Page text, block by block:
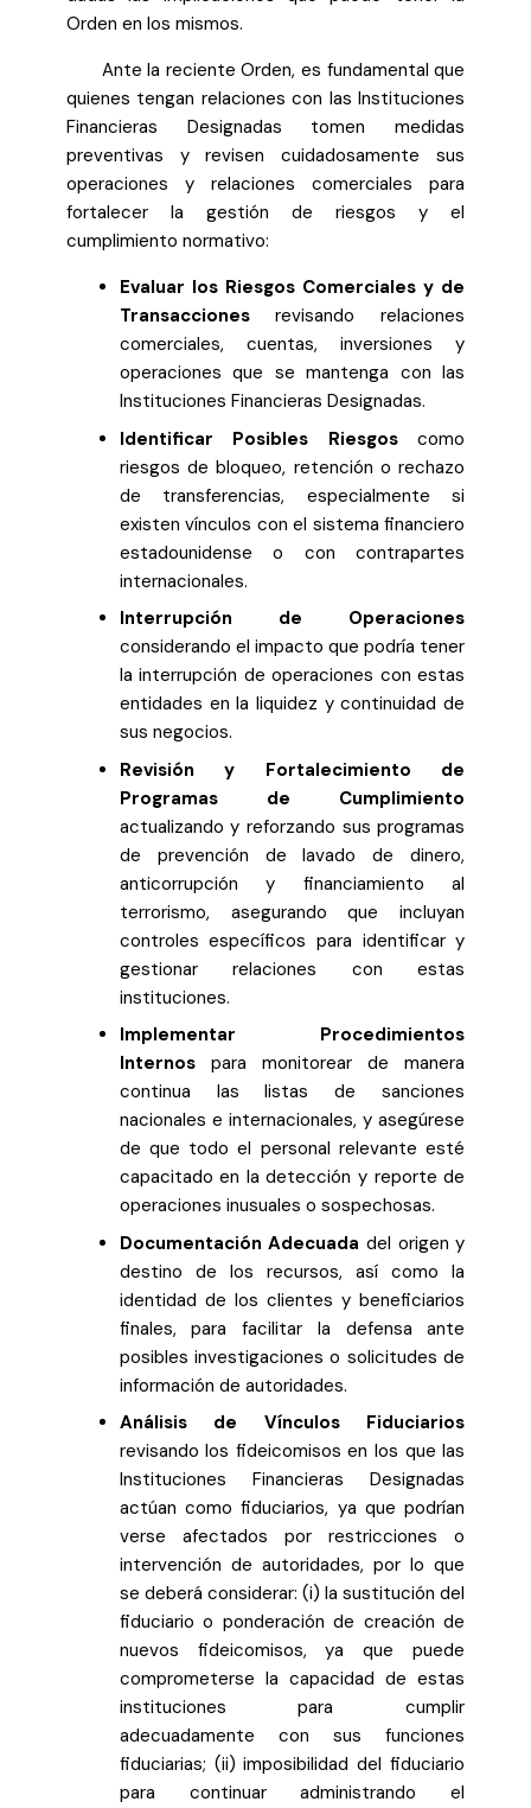
Orden en los mismos.
Ante la reciente Orden, es fundamental que
quienes tengan relaciones con las Instituciones
Financieras Designadas tomen medidas
preventivas y revisen cuidadosamente sus
operaciones y relaciones comerciales para
fortalecer la gestión de riesgos y el
cumplimiento normativo:
Evaluar los Riesgos Comerciales y de
Transaccionesrevisando relaciones
comerciales, cuentas, inversiones y
operaciones que se mantenga con las
Instituciones Financieras Designadas.
Identificar Posibles Riesgoscomo
riesgos de bloqueo, retención o rechazo
de transferencias, especialmente si
existen vínculos con el sistema financiero
estadounidense o con contrapartes
internacionales.
Interrupción de Operaciones
considerando el impacto que podría tener
la interrupción de operaciones con estas
entidades en la liquidez y continuidad de
sus negocios.
Revisión y Fortalecimiento de
Programas de Cumplimiento
actualizando y reforzando sus programas
de prevención de lavado de dinero,
anticorrupción y financiamiento al
terrorismo, asegurando que incluyan
controles específicos para identificar y
gestionar relaciones con estas
instituciones.
Implementar Procedimientos
Internos para monitorear de manera
continua las listas de sanciones
nacionales e internacionales, y asegúrese
de que todo el personal relevante esté
capacitado en la detección y reporte de
operaciones inusuales o sospechosas.
Documentación Adecuada del origen y
destino de los recursos, así como la
identidad de los clientes y beneficiarios
finales, para facilitar la defensa ante
posibles investigaciones o solicitudes de
información de autoridades.
Análisis de Vínculos Fiduciarios
revisando los fideicomisos en los que las
Instituciones Financieras Designadas
actúan como fiduciarios, ya que podrían
verse afectados por restricciones o
intervención de autoridades, por lo que
se deberá considerar: (i) la sustitución del
fiduciario o ponderación de creación de
nuevos fideicomisos, ya que puede
comprometerse la capacidad de estas
instituciones para cumplir
adecuadamente con sus funciones
fiduciarias; (ii) imposibilidad del fiduciario
para continuar administrando el